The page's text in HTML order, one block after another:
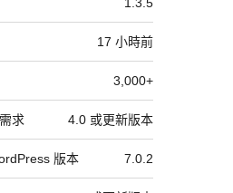
17 小時前
3,000+
求 4.0 或更新版本
版本 7.0.2